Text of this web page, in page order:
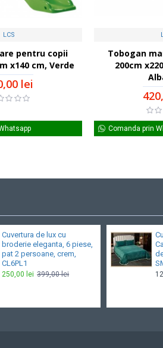
LCS
pentru copii
x140 cm, Verde
lei
Tobogan
200cm
Comanda prin
Cuvertura de lux cu
broderie eleganta, 6 piese,
pat 2 persoane, crem,
CL6PL1
250,00 lei 399,00 lei